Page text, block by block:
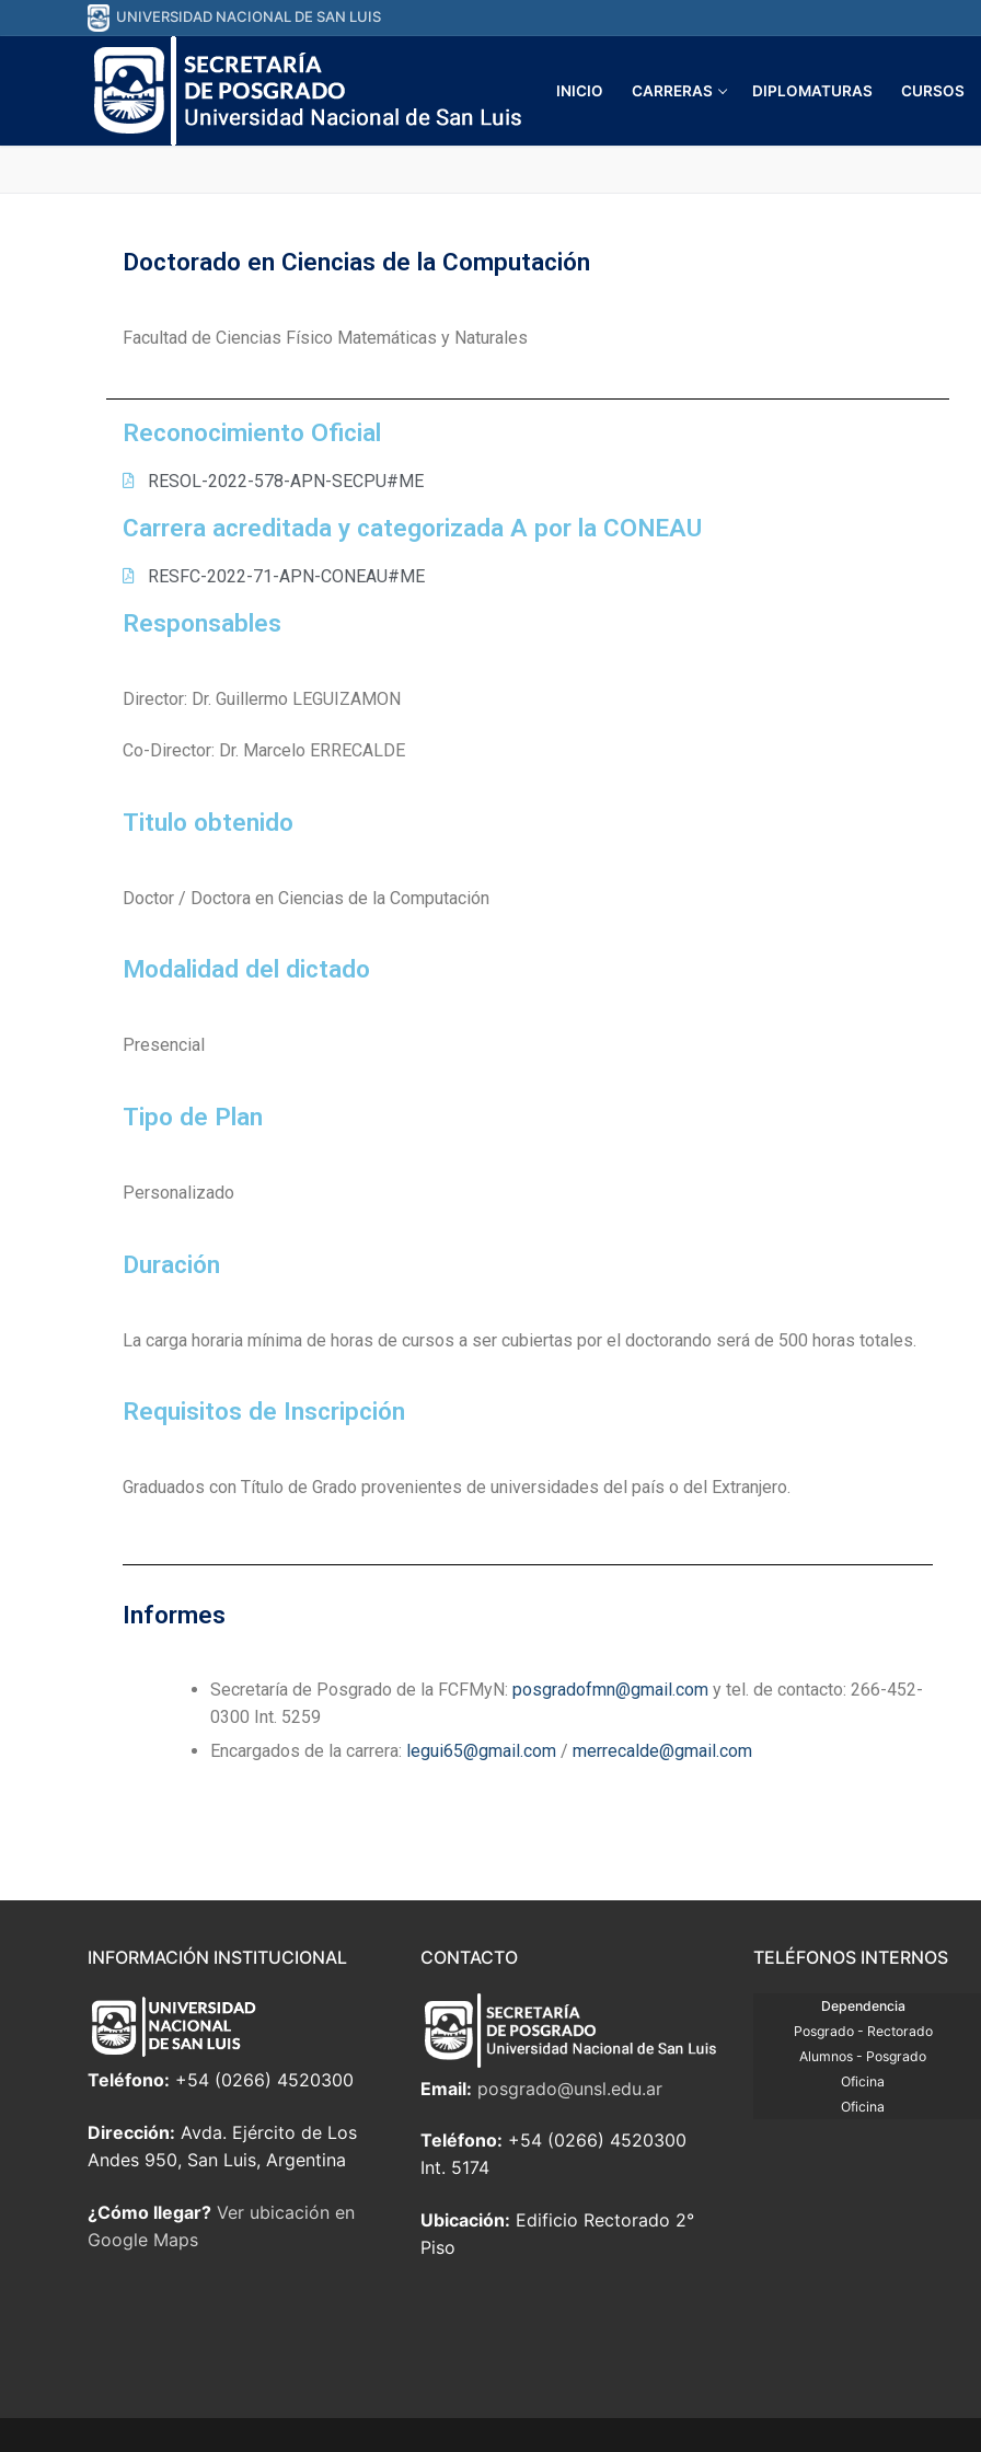
UNIVERSIDAD NACIONAL DE SAN LUIS
INICIO CARRERAS DIPLOMATURAS CURSOS
Doctorado en Ciencias de la Computación
Facultad de Ciencias Físico Matemáticas y Naturales
Reconocimiento Oficial
RESOL-2022-578-APN-SECPU#ME
Carrera acreditada y categorizada A por la CONEAU
RESFC-2022-71-APN-CONEAU#ME
Responsables
Director: Dr. Guillermo LEGUIZAMON
Co-Director: Dr. Marcelo ERRECALDE
Titulo obtenido
Doctor / Doctora en Ciencias de la Computación
Modalidad del dictado
Presencial
Tipo de Plan
Personalizado
Duración
La carga horaria mínima de horas de cursos a ser cubiertas por el doctorando será de 500 horas totales.
Requisitos de Inscripción
Graduados con Título de Grado provenientes de universidades del país o del Extranjero.
Informes
Secretaría de Posgrado de la FCFMyN: posgradofmn@gmail.com y tel. de contacto: 266-452-
0300 Int. 5259
Encargados de la carrera: legui65@gmail.com / merrecalde@gmail.com
INFORMACIÓN INSTITUCIONAL
Teléfono: +54 (0266) 4520300
Dirección: Avda. Ejército de Los
Andes 950, San Luis, Argentina
¿Cómo llegar? Ver ubicación en
Google Maps
CONTACTO
Email: posgrado@unsl.edu.ar
Teléfono: +54 (0266) 4520300
Int. 5174
Ubicación: Edificio Rectorado 2°
Piso
TELÉFONOS INTERNOS
Dependencia
Posgrado - Rectorado
Alumnos - Posgrado
Oficina
Oficina